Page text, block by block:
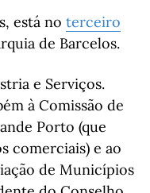
está no terceiro
de Barcelos.
e Serviços.
à Comissão de
Porto (que
comerciais) e ao
de Municípios